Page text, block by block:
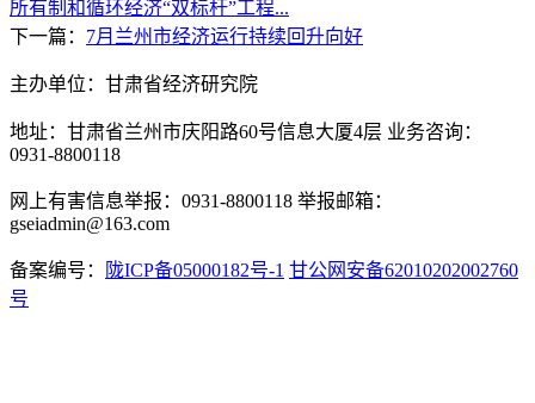
所有制和循环经济“双标杆”工程...
下一篇： 7月兰州市经济运行持续回升向好
主办单位：甘肃省经济研究院
地址：甘肃省兰州市庆阳路60号信息大厦4层 业务咨询：
0931-8800118
网上有害信息举报：0931-8800118 举报邮箱：
gseiadmin@163.com
备案编号： 陇ICP备05000182号-1 甘公网安备62010202002760
号